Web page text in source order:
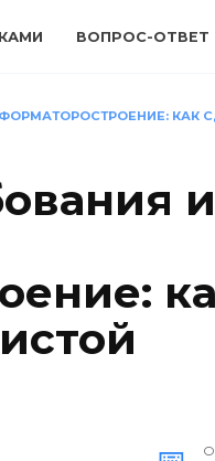
ВОПРОС-ОТВЕТ
КАК